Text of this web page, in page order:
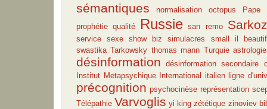
sémantiques normalisation octopus
Pape
prophétie qualité Russie san remo
service sexe show biz simulacres
small il
swastika Tarkowsky thomas mann Turquie astrologie
désinformation désinformation secondaire
Institut Metapsychique International italien ligne
précognition psychocinèse représentation
Télépathie Varvoglis yi king zététique zinoviev